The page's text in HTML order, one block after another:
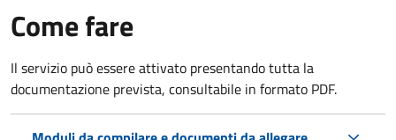
Come fare
Il servizio può essere attivato presentando tutta la
documentazione prevista, consultabile in formato PDF.